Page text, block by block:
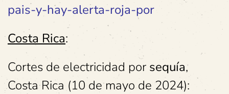
pais-y-hay-alerta-roja-por
Costa Rica:
Cortes de electricidad por sequía,
Costa Rica (10 de mayo de 2024):